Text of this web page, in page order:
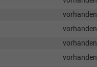
vorhanden
vorhanden
vorhanden
vorhanden